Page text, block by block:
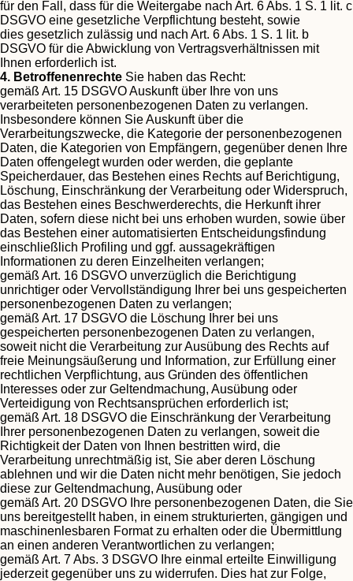
für den Fall, dass für die Weitergabe nach Art. 6 Abs. 1 S. 1 lit. c
DSGVO eine gesetzliche Verpflichtung besteht, sowie
dies gesetzlich zulässig und nach Art. 6 Abs. 1 S. 1 lit. b
DSGVO für die Abwicklung von Vertragsverhältnissen mit
Ihnen erforderlich ist.
4. Betroffenenrechte Sie haben das Recht:
gemäß Art. 15 DSGVO Auskunft über Ihre von uns
verarbeiteten personenbezogenen Daten zu verlangen.
Insbesondere können Sie Auskunft über die
Verarbeitungszwecke, die Kategorie der personenbezogenen
Daten, die Kategorien von Empfängern, gegenüber denen Ihre
Daten offengelegt wurden oder werden, die geplante
Speicherdauer, das Bestehen eines Rechts auf Berichtigung,
Löschung, Einschränkung der Verarbeitung oder Widerspruch,
das Bestehen eines Beschwerderechts, die Herkunft ihrer
Daten, sofern diese nicht bei uns erhoben wurden, sowie über
das Bestehen einer automatisierten Entscheidungsfindung
einschließlich Profiling und ggf. aussagekräftigen
Informationen zu deren Einzelheiten verlangen;
gemäß Art. 16 DSGVO unverzüglich die Berichtigung
unrichtiger oder Vervollständigung Ihrer bei uns gespeicherten
personenbezogenen Daten zu verlangen;
gemäß Art. 17 DSGVO die Löschung Ihrer bei uns
gespeicherten personenbezogenen Daten zu verlangen,
soweit nicht die Verarbeitung zur Ausübung des Rechts auf
freie Meinungsäußerung und Information, zur Erfüllung einer
rechtlichen Verpflichtung, aus Gründen des öffentlichen
Interesses oder zur Geltendmachung, Ausübung oder
Verteidigung von Rechtsansprüchen erforderlich ist;
gemäß Art. 18 DSGVO die Einschränkung der Verarbeitung
Ihrer personenbezogenen Daten zu verlangen, soweit die
Richtigkeit der Daten von Ihnen bestritten wird, die
Verarbeitung unrechtmäßig ist, Sie aber deren Löschung
ablehnen und wir die Daten nicht mehr benötigen, Sie jedoch
diese zur Geltendmachung, Ausübung oder
gemäß Art. 20 DSGVO Ihre personenbezogenen Daten, die Sie
uns bereitgestellt haben, in einem strukturierten, gängigen und
maschinenlesbaren Format zu erhalten oder die Übermittlung
an einen anderen Verantwortlichen zu verlangen;
gemäß Art. 7 Abs. 3 DSGVO Ihre einmal erteilte Einwilligung
jederzeit gegenüber uns zu widerrufen. Dies hat zur Folge,